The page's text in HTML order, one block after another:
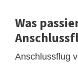
Was
Anschlussflug